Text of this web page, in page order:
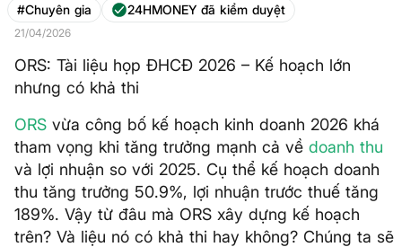
#Chuyên gia 24HMONEY đã kiểm duyệt
21/04/2026
ORS: Tài liệu họp ĐHCĐ 2026 – Kế hoạch lớn
nhưng có khả thi
ORS vừa công bố kế hoạch kinh doanh 2026 khá
tham vọng khi tăng trưởng mạnh cả về doanh thu
và lợi nhuận so với 2025. Cụ thể kế hoạch doanh
thu tăng trưởng 50.9%, lợi nhuận trước thuế tăng
189%. Vậy từ đâu mà ORS xây dựng kế hoạch
trên? Và liệu nó có khả thi hay không? Chúng ta sẽ